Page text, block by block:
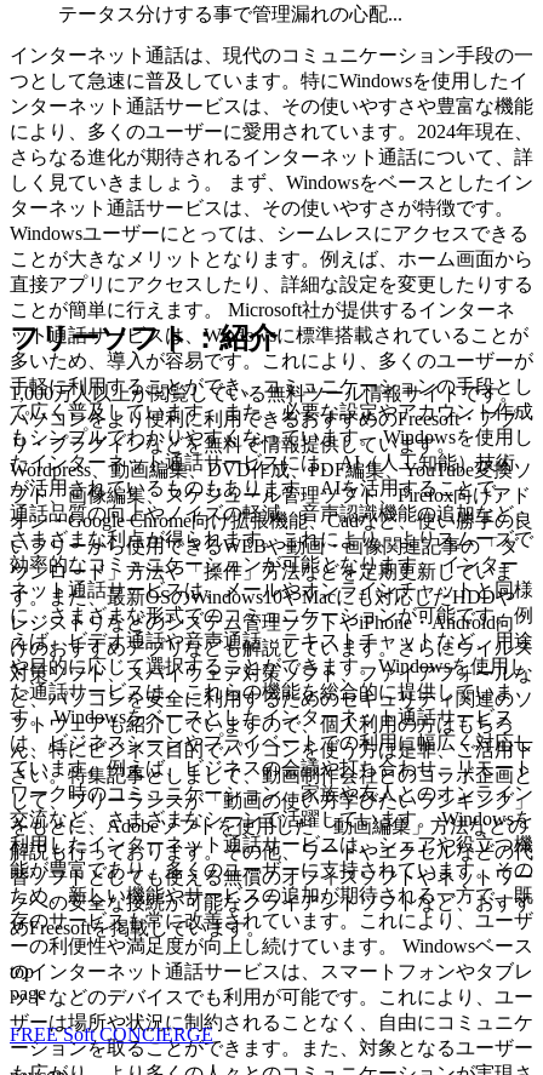
インターネット通話は、現代のコミュニケーション手段の一
つとして急速に普及しています。特にWindowsを使用したイ
ンターネット通話サービスは、その使いやすさや豊富な機能
により、多くのユーザーに愛用されています。2024年現在、
さらなる進化が期待されるインターネット通話について、詳
しく見ていきましょう。 まず、Windowsをベースとしたイン
ターネット通話サービスは、その使いやすさが特徴です。
Windowsユーザーにとっては、シームレスにアクセスできる
ことが大きなメリットとなります。例えば、ホーム画面から
直接アプリにアクセスしたり、詳細な設定を変更したりする
ことが簡単に行えます。 Microsoft社が提供するインターネ
ット通話サービスは、Windowsに標準搭載されていることが
多いため、導入が容易です。これにより、多くのユーザーが
手軽に利用することができ、コミュニケーションの手段とし
て広く普及しています。また、必要な設定やアカウント作成
もシンプルでわかりやすくなっています。 Windowsを使用し
たインターネット通話サービスには、AI（人工知能）技術
が活用されているものもあります。AIを活用することで、
通話品質の向上やノイズの軽減、音声認識機能の追加など、
さまざまな利点が得られます。これにより、よりスムーズで
効率的なコミュニケーションが可能となります。 インター
ネット通話サービスは、メールやオンラインチャットと同様
に、さまざまな形式でのコミュニケーションが可能です。例
えば、ビデオ通話や音声通話、テキストチャットなど、用途
や目的に応じて選択することができます。Windowsを使用し
た通話サービスは、これらの機能を総合的に提供していま
す。 Windowsをベースとしたインターネット通話サービス
は、ビジネスシーンやプライベートでの利用に幅広く対応し
ています。例えば、ビジネスの会議や打ち合わせ、リモート
ワーク時のコミュニケーション、家族や友人とのオンライン
交流など、さまざまなシーンで活躍しています。 Windowsを
利用したインターネット通話サービスは、シェアや役立つ機
能が豊富であり、多くのユーザーに支持されています。その
ため、新しい機能やサービスの追加が期待される一方で、既
存のサービスも常に改善されています。これにより、ユーザ
ーの利便性や満足度が向上し続けています。 Windowsベース
のインターネット通話サービスは、スマートフォンやタブレ
ットなどのデバイスでも利用が可能です。これにより、ユー
ザーは場所や状況に制約されることなく、自由にコミュニケ
ーションを取ることができます。また、対象となるユーザー
テータス分けする事で管理漏れの心配...
フリーソフト：紹介
1,000万人以上が閲覧している無料ツール情報サイトです。
パソコンをより便利に利用できるおすすめのFreesoft・アプ
リ・プラグインなどを無料で情報提供しています。
Wordpress、動画編集、DVD作成、PDF編集、YouTube変換ソ
フト、画像編集、スケジュール管理ソフト、Firefox向けアド
オン・Google Chrome向け拡張機能、Cadなど、使い勝手の良
いフリーから使用できるWEBや動画・画像関連記事の「ダ
ウンロード」方法や「操作」方法などを定期更新していま
す。また、最新OSのWindows10やMacにも対応したHDDや
レジストリなどのシステム管理ソフトやiPhone・Android向
けのおすすめアプリなども解説しています。さらにウイルス
対策ソフト、スパイウェア対策ソフト、ファイアフォールな
ど、パソコンを安全に利用するためのセキュリティ関連のソ
フトウェアも紹介していますので、個人利用の方はもちろ
ん、特にビジネス目的でパソコンを使う方は是非、ご活用下
さい。特集記事としまして、動画制作会社とのコラボ企画と
して、フリーランスが「動画の使い方学びたいランキング」
をもとに、Adobeソフトを使用した「動画編集」方法などの
解説も行っております。その他、ワードやエクセルなどの代
替ソフトとしても使える無償のオフィスソフトやネットワー
クへの安全な接続が可能なクライアントソフトなど、おすす
めFreesoftを掲載しています。
top
page
FREE Soft CONCIERGE